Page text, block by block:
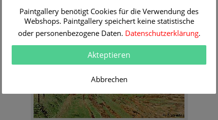
Order Information
Paintgallery benötigt Cookies für die Verwendung des
Webshops. Paintgallery speichert keine statistische
oder personenbezogene Daten. Datenschutzerklärung.
Akteptieren
Abbrechen